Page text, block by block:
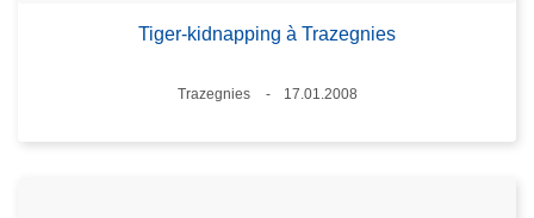
Tiger-kidnapping à Trazegnies
Lieux
Trazegnies
17.01.2008